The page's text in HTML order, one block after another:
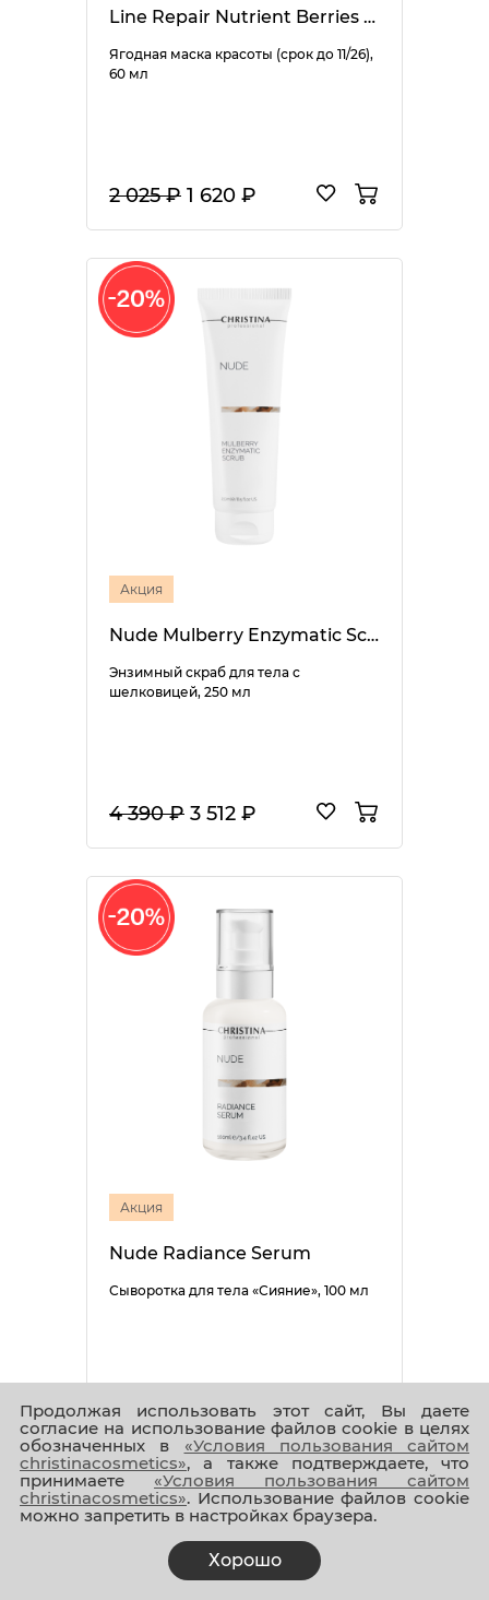
Продолжая использовать этот сайт, Вы даете
согласие на использование файлов cookie в целях
обозначенных в «Условия пользования сайтом
christinacosmetics», а также подтверждаете, что
принимаете «Условия пользования сайтом
christinacosmetics». Использование файлов cookie
можно запретить в настройках браузера.
Хорошо
Line Repair Nutrient Berries Beauty Mask
Ягодная маска красоты (срок до 11/26),
60 мл
2 025 ₽ 1 620 ₽
Акция
Nude Mulberry Enzymatic Scrub
Энзимный скраб для тела с
шелковицей, 250 мл
4 390 ₽ 3 512 ₽
Акция
Nude Radiance Serum
Сыворотка для тела «Сияние», 100 мл
5 005 ₽4 004 ₽